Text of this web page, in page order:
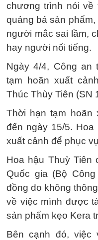
chương trình nói về
quảng bá sản
người mắc sai lầm,
hay người nổi tiếng.
Ngày 4/4, Công an
tạm hoãn xuất
Thúc Thùy Tiên (SN
Thời hạn tạm hoãn
đến ngày 15/5. Hoa
xuất cảnh để phục
Hoa hậu Thuỳ Tiên
Quốc gia (Bộ
đồng do không
về việc mình được
sản phẩm kẹo Kera
Bên cạnh đó, việc